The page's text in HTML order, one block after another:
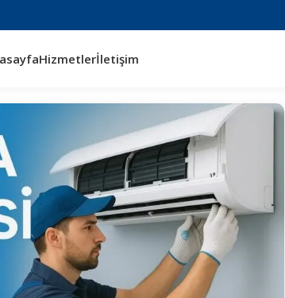
Hizmetlerİletişim